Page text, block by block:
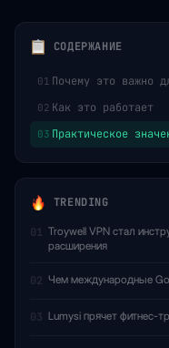
СОДЕРЖАНИЕ
01 Почему это важно
02 Как это работает
03 Практическое
TRENDING
01 Troywell VPN стал
расширения
02 Чем международные
03 Lumysi прячет фитнес-